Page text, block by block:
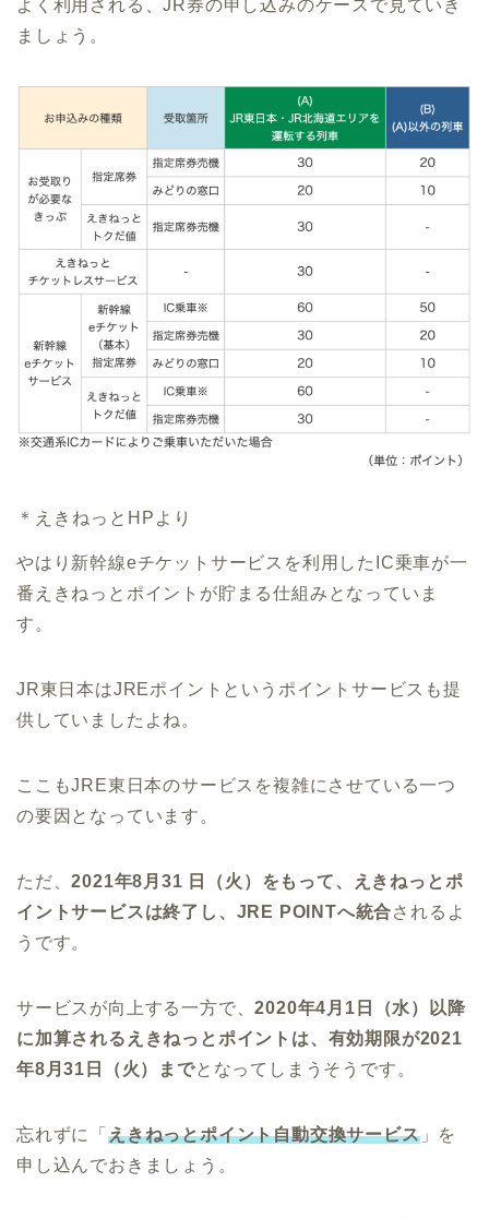
よく利用される、JR券の申し込みのケースで見ていき
ましょう。
＊えきねっとHPより
やはり新幹線eチケットサービスを利用したIC乗車が一
番えきねっとポイントが貯まる仕組みとなっていま
す。
JR東日本はJREポイントというポイントサービスも提
供していましたよね。
ここもJRE東日本のサービスを複雑にさせている一つ
の要因となっています。
ただ、2021年8月31 日（火）をもって、えきねっとポ
イントサービスは終了し、JRE POINTへ統合されるよ
うです。
サービスが向上する一方で、2020年4月1日（水）以降
に加算されるえきねっとポイントは、有効期限が2021
年8月31日（火）までとなってしまうそうです。
忘れずに「 えきねっとポイント自動交換サービス」を
申し込んでおきましょう。